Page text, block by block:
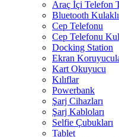
Araç İçi Telefon
Bluetooth
Cep Telefonu
Cep Telefonu
Docking Station
Ekran
Kart Okuyucu
Kılıflar
Powerbank
Şarj Cihazları
Şarj Kabloları
Selfie Çubukları
Tablet